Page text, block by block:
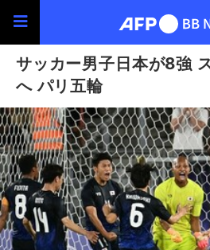
サッカー男子日本が8強
へ パリ五輪